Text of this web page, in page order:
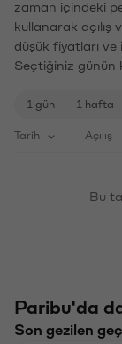
zaman içindeki
kullanarak açılış
düşük fiyatları
Seçtiğiniz günün
1 gün 1 hafta
Tarih Açılış
Bu
Paribu'da
Son gezilen